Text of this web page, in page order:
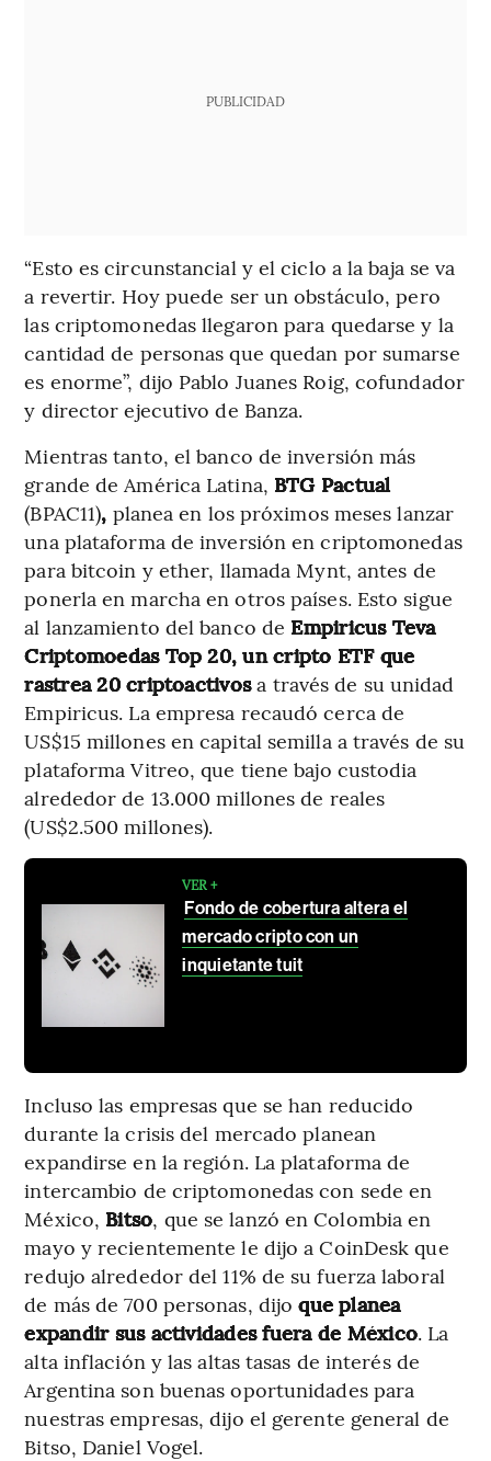
PUBLICIDAD
“Esto es circunstancial y el ciclo a la baja se va
a revertir. Hoy puede ser un obstáculo, pero
las criptomonedas llegaron para quedarse y la
cantidad de personas que quedan por sumarse
es enorme”, dijo Pablo Juanes Roig, cofundador
y director ejecutivo de Banza.
Mientras tanto, el banco de inversión más
grande de América Latina, BTG Pactual
(BPAC11), planea en los próximos meses lanzar
una plataforma de inversión en criptomonedas
para bitcoin y ether, llamada Mynt, antes de
ponerla en marcha en otros países. Esto sigue
al lanzamiento del banco de Empiricus Teva
Criptomoedas Top 20, un cripto ETF que
rastrea 20 criptoactivosa través de su unidad
Empiricus. La empresa recaudó cerca de
US$15 millones en capital semilla a través de su
plataforma Vitreo, que tiene bajo custodia
alrededor de 13.000 millones de reales
(US$2.500 millones).
VER +
Fondo de cobertura altera el
mercado cripto con un
inquietante tuit
Incluso las empresas que se han reducido
durante la crisis del mercado planean
expandirse en la región. La plataforma de
intercambio de criptomonedas con sede en
México, Bitso, que se lanzó en Colombia en
mayo y recientemente le dijo a CoinDesk que
redujo alrededor del 11% de su fuerza laboral
de más de 700 personas, dijoque planea
expandir sus actividades fuera de México. La
alta inflación y las altas tasas de interés de
Argentina son buenas oportunidades para
nuestras empresas, dijo el gerente general de
Bitso, Daniel Vogel.